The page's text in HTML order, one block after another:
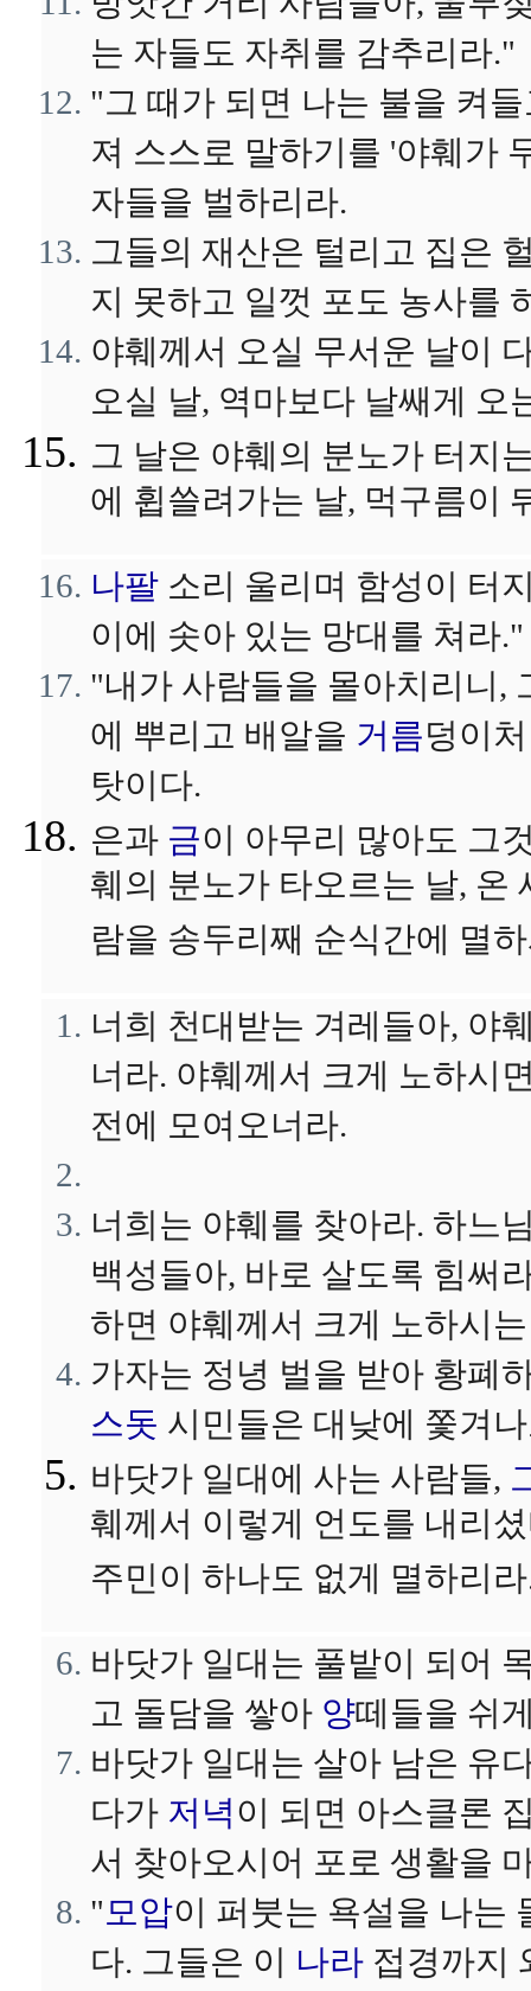
는 자들도 자취를 감추리라."
"그 때가 되면 나는 불을 켜
져 스스로 말하기를 '야훼가
자들을 벌하리라.
그들의 재산은 털리고 집은
지 못하고 일껏 포도 농사를
야훼께서 오실 무서운 날이
오실 날, 역마보다 날쌔게 오
그 날은 야훼의 분노가 터지
에 휩쓸려가는 날, 먹구름이
나팔 소리 울리며 함성이 터
이에 솟아 있는 망대를 쳐라."
"내가 사람들을 몰아치리니,
에 뿌리고 배알을 거름덩이
탓이다.
은과 금이 아무리 많아도 그
훼의 분노가 타오르는 날, 온
람을 송두리째 순식간에 멸
너희 천대받는 겨레들아, 야
너라. 야훼께서 크게 노하시
전에 모여오너라.
너희는 야훼를 찾아라. 하느
백성들아, 바로 살도록 힘써
하면 야훼께서 크게 노하시
가자는 정녕 벌을 받아 황폐
스돗 시민들은 대낮에 쫓겨
바닷가 일대에 사는 사람들,
훼께서 이렇게 언도를 내리
주민이 하나도 없게 멸하리
바닷가 일대는 풀밭이 되어
고 돌담을 쌓아 양떼들을 쉬
바닷가 일대는 살아 남은 유
다가 저녁이 되면 아스클론
서 찾아오시어 포로 생활을
" 모압이 퍼붓는 욕설을 나는
다. 그들은 이 나라 접경까지